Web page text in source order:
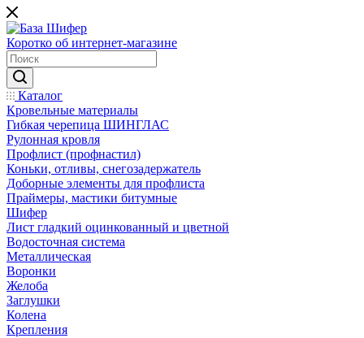
Коротко об интернет-магазине
Каталог
Кровельные материалы
Гибкая черепица ШИНГЛАС
Рулонная кровля
Профлист (профнастил)
Коньки, отливы, снегозадержатель
Доборные элементы для профлиста
Праймеры, мастики битумные
Шифер
Лист гладкий оцинкованный и цветной
Водосточная система
Металлическая
Воронки
Желоба
Заглушки
Колена
Крепления